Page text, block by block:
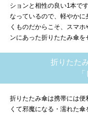
ションと相性の良い1本で
なっているので、軽やか
くものだからこそ、スマ
ンにあった折りたたみ傘を
折りたた
折りたたみ傘は携帯には便
くて邪魔になる・濡れた傘